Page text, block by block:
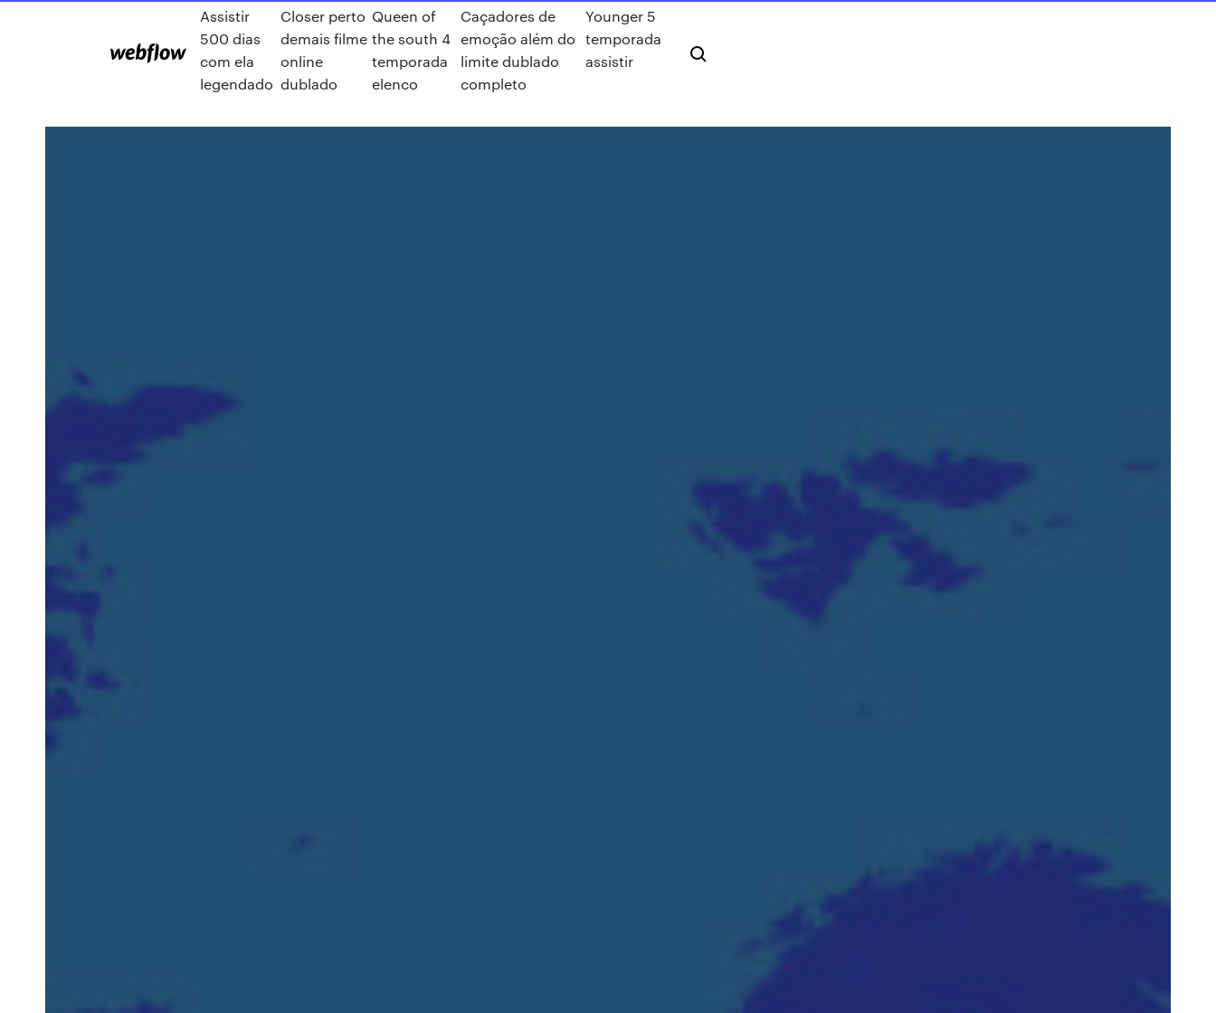
Assistir
500 dias
com ela
legendado
Closer perto
demais filme
online
dublado
Queen of
the south 4
temporada
elenco
Caçadores de
emoção além do
limite dublado
completo
Younger 5
temporada
assistir